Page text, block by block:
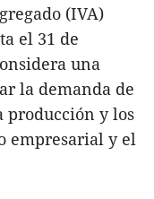
(IVA)
el 31 de
una
la demanda de
producción y los
empresarial y el